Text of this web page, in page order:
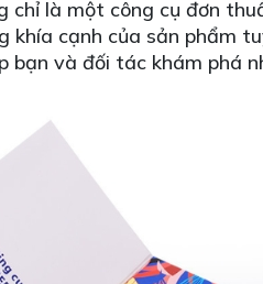
chỉ là một công cụ đơn
khía cạnh của sản phẩm
bạn và đối tác khám phá